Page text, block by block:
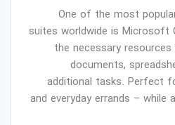
One of the most
suites worldwide is Microsoft
the necessary
documents,
additional tasks. Perfect
and everyday errands –